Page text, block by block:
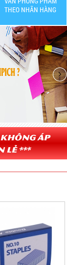
THEO NHÃN HÀNG
áp
lẻ ***